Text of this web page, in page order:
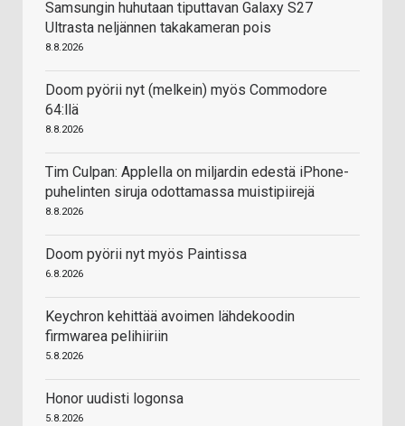
Samsungin huhutaan tiputtavan Galaxy S27
Ultrasta neljännen takakameran pois
8.8.2026
Doom pyörii nyt (melkein) myös Commodore
64:llä
8.8.2026
Tim Culpan: Applella on miljardin edestä iPhone-
puhelinten siruja odottamassa muistipiirejä
8.8.2026
Doom pyörii nyt myös Paintissa
6.8.2026
Keychron kehittää avoimen lähdekoodin
firmwarea pelihiiriin
5.8.2026
Honor uudisti logonsa
5.8.2026